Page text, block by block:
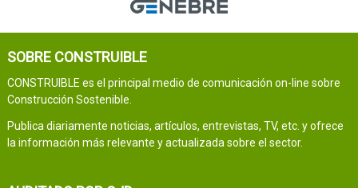
SOBRE CONSTRUIBLE
CONSTRUIBLE es el principal medio de comunicación on-line sobre
Construcción Sostenible.
Publica diariamente noticias, artículos, entrevistas, TV, etc. y ofrece
la información más relevante y actualizada sobre el sector.